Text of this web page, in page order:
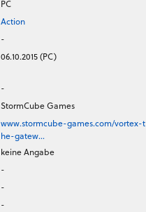
PC
Action
-
06.10.2015 (PC)
-
StormCube Games
www.stormcube-games.com/vortex-t
he-gatew…
keine Angabe
-
-
-